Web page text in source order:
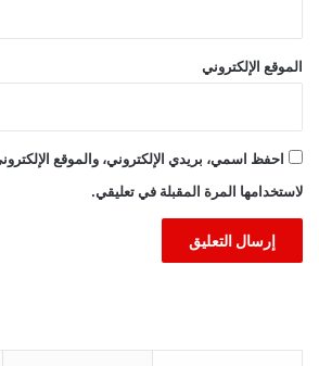
الموقع الإلكتروني
احفظ اسمي، بريدي الإلكتروني، والموقع
لاستخدامها المرة المقبلة في تعليقي.